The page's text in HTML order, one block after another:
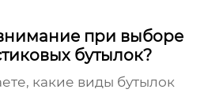
при выборе
бутылок?
какие виды бутылок